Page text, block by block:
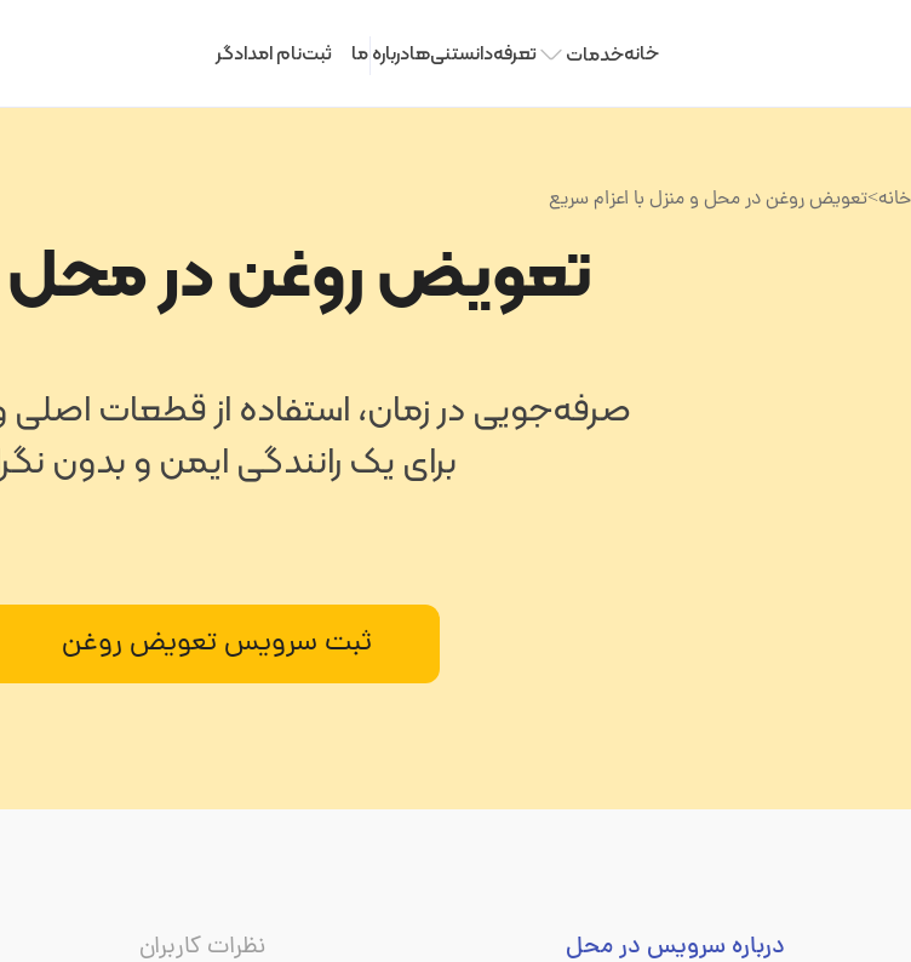
خانهخدمات تعرفهدانستنی‌هادرباره ما ثبت‌نام امدادگر
خانه>تعویض روغن در محل و منزل با اعزام سریع
تعویض روغن در محل
صرفه‌جویی در زمان، استفاده از قطعات اصلی
برای یک رانندگی ایمن و بدون
ثبت سرویس تعویض روغن
درباره سرویس در محل نظرات کاربران